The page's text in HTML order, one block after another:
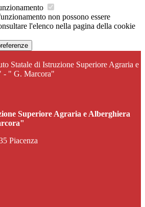
non possono essere
l'elenco nella pagina della cookie
Statale di Istruzione Superiore Agraria e
- " G. Marcora"
Superiore Agraria e Alberghiera
Piacenza